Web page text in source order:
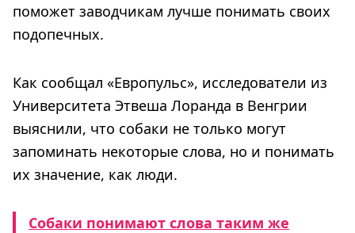
поможет заводчикам лучше понимать своих
подопечных.
Как сообщал «Европульс», исследователи из
Университета Этвеша Лоранда в Венгрии
выяснили, что собаки не только могут
запоминать некоторые слова, но и понимать
их значение, как люди.
Собаки понимают слова таким же